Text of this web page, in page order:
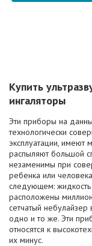
Купить
ингаляторы
Эти приборы на
технологически
эксплуатации, имеют
распыляют большой
незаменимы при
ребенка или
следующем:
расположены
сетчатый небулайзер
одно и то же. Эти
относятся к
их минус.